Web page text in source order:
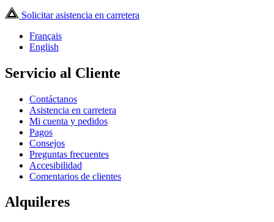
Solicitar asistencia en carretera
Français
English
Servicio al Cliente
Contáctanos
Asistencia en carretera
Mi cuenta y pedidos
Pagos
Consejos
Preguntas frecuentes
Accesibilidad
Comentarios de clientes
Alquileres